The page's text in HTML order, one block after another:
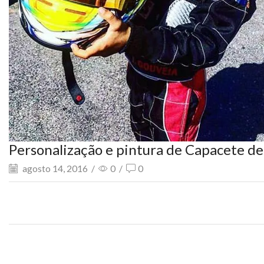
Personalização e pintura de Capacete
agosto 14, 2016 / 0 / 0